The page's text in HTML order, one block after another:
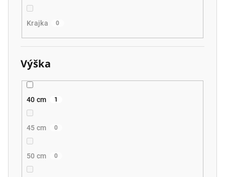
Krajka 0
Výška
40 cm 1
45 cm 0
50 cm 0